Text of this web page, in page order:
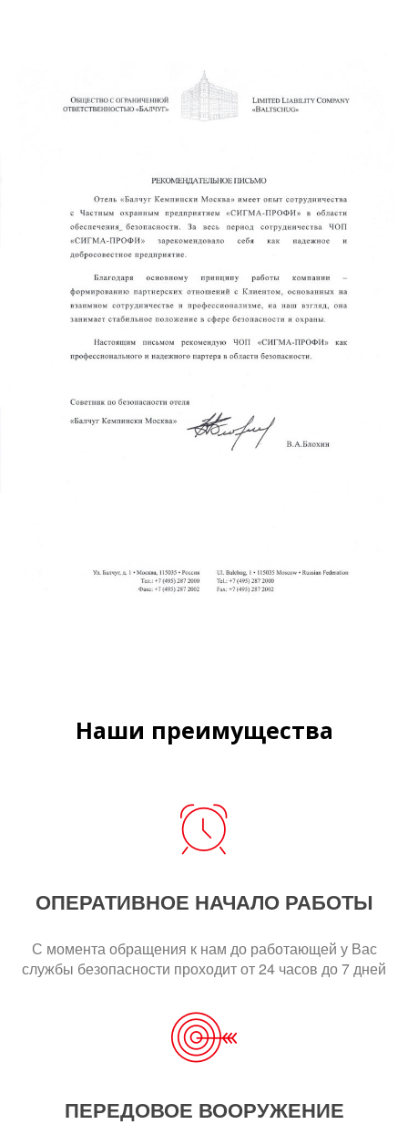
Наши преимущества
ОПЕРАТИВНОЕ НАЧАЛО РАБОТЫ
С момента обращения к нам до работающей у Вас
службы безопасности проходит от 24 часов до 7 дней
ПЕРЕДОВОЕ ВООРУЖЕНИЕ